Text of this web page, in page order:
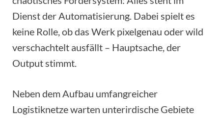
Dienst der Automatisierung. Dabei spielt es
keine Rolle, ob das Werk pixelgenau oder wild
verschachtelt ausfällt – Hauptsache, der
Output stimmt.
Neben dem Aufbau umfangreicher
Logistiknetze warten unterirdische Gebiete